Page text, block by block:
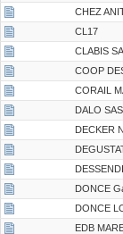
CHEZ
CL17
CLABIS
COOP
CORAIL
DALO SAS
DECKER
DONCE
DONCE
EDB